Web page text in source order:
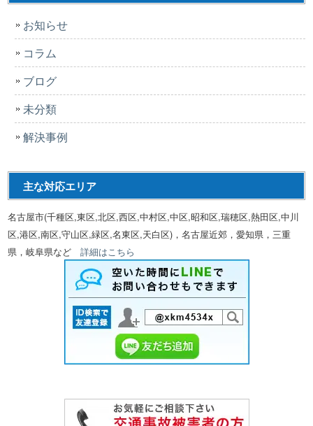
お知らせ
コラム
ブログ
未分類
解決事例
主な対応エリア
名古屋市(千種区,東区,北区,西区,中村区,中区,昭和区,瑞穂区,熱田区,中川
区,港区,南区,守山区,緑区,名東区,天白区)，名古屋近郊，愛知県，三重
県，岐阜県など詳細はこちら